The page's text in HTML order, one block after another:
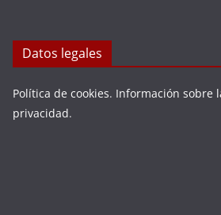
Datos legales
Política de cookies. Información sobre
privacidad.